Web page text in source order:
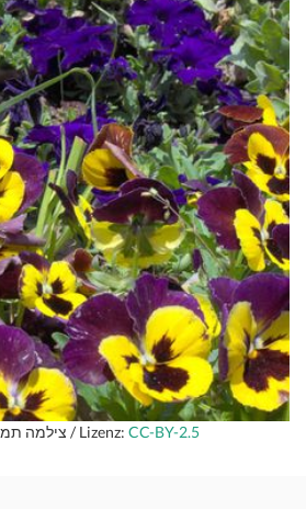
Foto: צילמה תמי קאלי / Lizenz: CC-BY-2.5